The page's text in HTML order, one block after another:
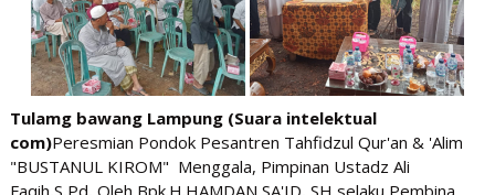
Tulamg bawang Lampung (Suara intelektual
com)Peresmian Pondok Pesantren Tahfidzul Qur'an & 'Alim
"BUSTANUL KIROM" Menggala, Pimpinan Ustadz Ali